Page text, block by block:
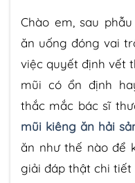
Chào em, sau
ăn uống đóng vai
việc quyết định vết
mũi có ổn định
thắc mắc bác sĩ
mũi kiêng ăn hải
ăn như thế nào để
giải đáp thật chi tiết